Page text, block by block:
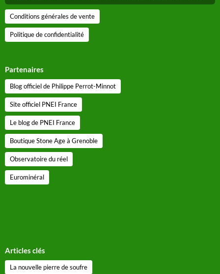
Conditions générales de vente
Politique de confidentialité
Partenaires
Blog officiel de Philippe Perrot-Minnot
Site officiel PNEI France
Le blog de PNEI France
Boutique Stone Age à Grenoble
Observatoire du réel
Eurominéral
Articles clés
La nouvelle pierre de soufre